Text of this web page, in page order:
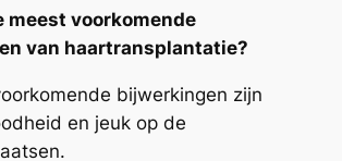
meest voorkomende
van haartransplantatie?
bijwerkingen zijn
en jeuk op de